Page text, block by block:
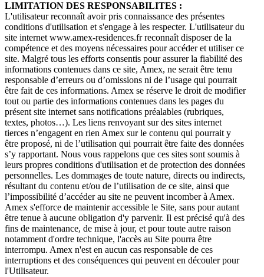
LIMITATION DES RESPONSABILITES :
L'utilisateur reconnaît avoir pris connaissance des présentes
conditions d'utilisation et s'engage à les respecter. L'utilisateur du
site internet www.amex-residences.fr reconnaît disposer de la
compétence et des moyens nécessaires pour accéder et utiliser ce
site. Malgré tous les efforts consentis pour assurer la fiabilité des
informations contenues dans ce site, Amex, ne serait être tenu
responsable d’erreurs ou d’omissions ni de l’usage qui pourrait
être fait de ces informations. Amex se réserve le droit de modifier
tout ou partie des informations contenues dans les pages du
présent site internet sans notifications préalables (rubriques,
textes, photos…). Les liens renvoyant sur des sites internet
tierces n’engagent en rien Amex sur le contenu qui pourrait y
être proposé, ni de l’utilisation qui pourrait être faite des données
s’y rapportant. Nous vous rappelons que ces sites sont soumis à
leurs propres conditions d'utilisation et de protection des données
personnelles. Les dommages de toute nature, directs ou indirects,
résultant du contenu et/ou de l’utilisation de ce site, ainsi que
l’impossibilité d’accéder au site ne peuvent incomber à Amex.
Amex s'efforce de maintenir accessible le Site, sans pour autant
être tenue à aucune obligation d'y parvenir. Il est précisé qu'à des
fins de maintenance, de mise à jour, et pour toute autre raison
notamment d'ordre technique, l'accès au Site pourra être
interrompu. Amex n'est en aucun cas responsable de ces
interruptions et des conséquences qui peuvent en découler pour
l'Utilisateur.